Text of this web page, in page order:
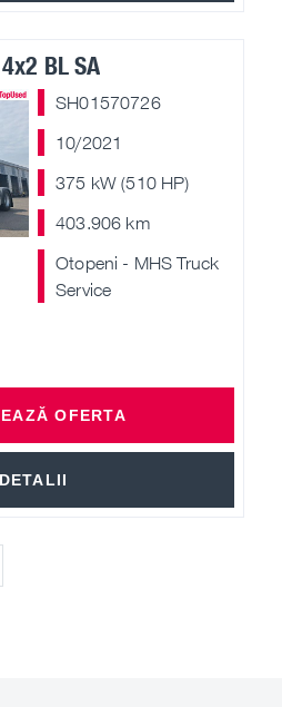
BL SA
SH01570726
10/2021
375 kW (510 HP)
403.906 km
Otopeni - MHS Truck
Service
OFERTA
DETALII